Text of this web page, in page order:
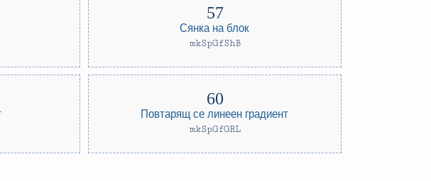
Сянка на блок
mkSpGfShB
Повтарящ се линеен градиент
mkSpGfGRL